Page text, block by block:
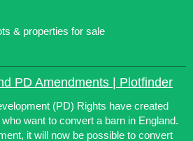
& properties for sale
PD Amendments | Plotfinder
(PD) Rights have created
want to convert a barn in England.
it will now be possible to convert